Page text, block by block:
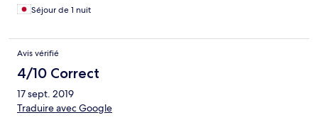
Séjour de 1 nuit
Avis vérifié
4/10 Correct
17 sept. 2019
Traduire avec Google